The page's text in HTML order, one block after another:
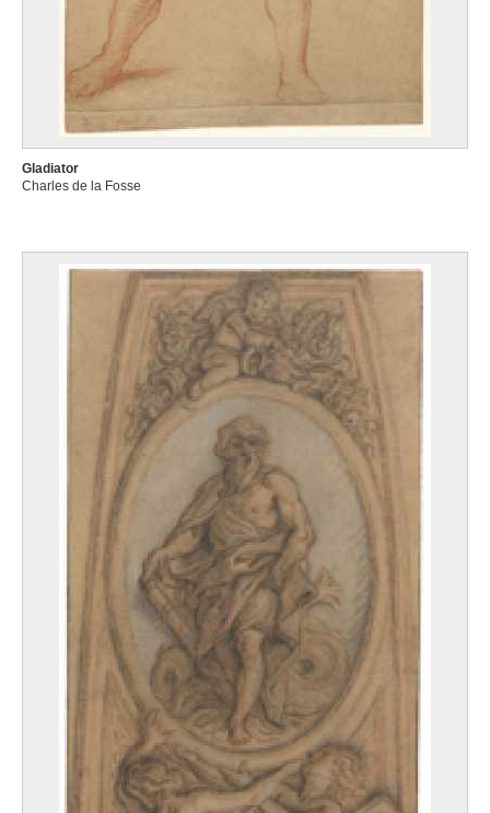
Gladiator
Charles de la Fosse